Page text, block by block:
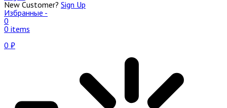
New Customer? Sign Up
Избранные -
0
0 items
0 ₽